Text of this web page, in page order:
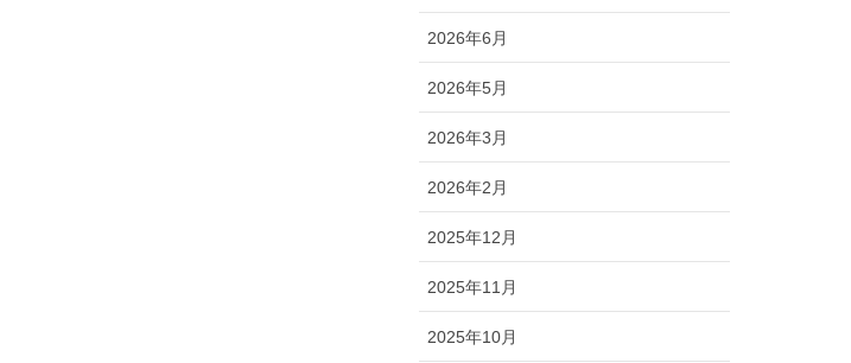
2026年6月
2026年5月
2026年3月
2026年2月
2025年12月
2025年11月
2025年10月